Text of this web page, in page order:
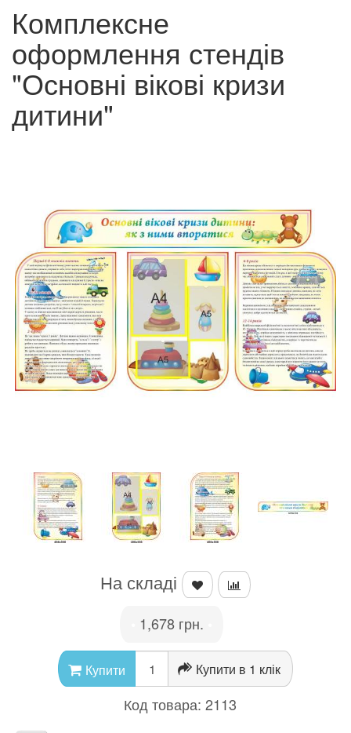
Комплексне
оформлення стендів
"Основні вікові кризи
дитини"
На складі
1,678 грн.
Купити Купити в 1 клік
Код товара: 2113